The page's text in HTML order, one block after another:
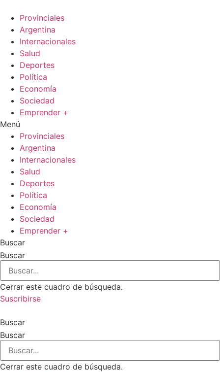
contenido
Provinciales
Argentina
Internacionales
Salud
Deportes
Política
Economía
Sociedad
Emprender +
Menú
Provinciales
Argentina
Internacionales
Salud
Deportes
Política
Economía
Sociedad
Emprender +
Buscar
Buscar
Cerrar este cuadro de búsqueda.
Suscribirse
Buscar
Buscar
Cerrar este cuadro de búsqueda.